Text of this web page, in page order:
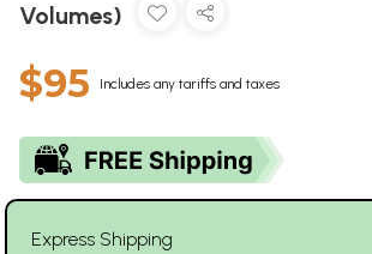
Volumes)
$95 Includes any tariffs and taxes
Express Shipping